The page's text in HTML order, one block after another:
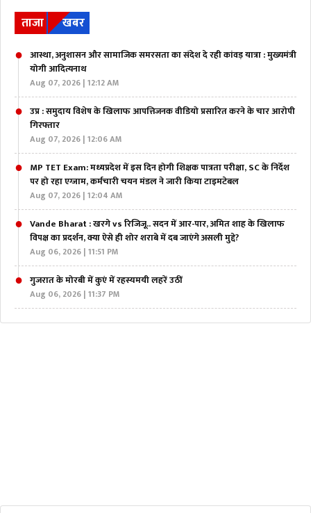
ताजा खबर
आस्था, अनुशासन और सामाजिक समरसता का संदेश दे रही कांवड़ यात्रा : मुख्यमंत्री
योगी आदित्यनाथ
Aug 07, 2026 | 12:12 AM
उप्र : समुदाय विशेष के खिलाफ आपत्तिजनक वीडियो प्रसारित करने के चार आरोपी
गिरफ्तार
Aug 07, 2026 | 12:06 AM
MP TET Exam: मध्यप्रदेश में इस दिन होगी शिक्षक पात्रता परीक्षा, SC के निर्देश
पर हो रहा एग्जाम, कर्मचारी चयन मंडल ने जारी किया टाइमटेबल
Aug 07, 2026 | 12:04 AM
Vande Bharat : खरगे vs रिजिजू.. सदन में आर-पार, अमित शाह के खिलाफ
विपक्ष का प्रदर्शन, क्या ऐसे ही शोर शराबे में दब जाएंगे असली मुद्दे?
Aug 06, 2026 | 11:51 PM
गुजरात के मोरबी में कुएं में रहस्यमयी लहरें उठीं
Aug 06, 2026 | 11:37 PM